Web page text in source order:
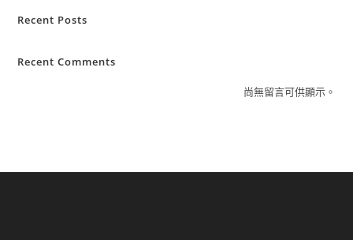
Recent Posts
Recent Comments
尚無留言可供顯示。